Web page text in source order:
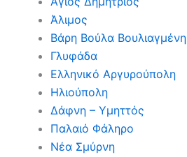
Άλιμος
Βάρη Βούλα Βουλιαγμένη
Γλυφάδα
Ελληνικό Αργυρούπολη
Ηλιούπολη
Δάφνη – Υμηττός
Παλαιό Φάληρο
Νέα Σμύρνη